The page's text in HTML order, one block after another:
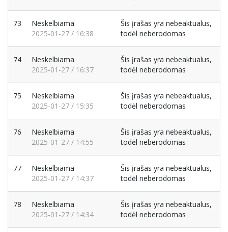
73
Neskelbiama
2025-01-27 / 16:38
Šis įrašas yra nebeaktualus,
todėl neberodomas
74
Neskelbiama
2025-01-27 / 16:37
Šis įrašas yra nebeaktualus,
todėl neberodomas
75
Neskelbiama
2025-01-27 / 15:35
Šis įrašas yra nebeaktualus,
todėl neberodomas
76
Neskelbiama
2025-01-27 / 14:55
Šis įrašas yra nebeaktualus,
todėl neberodomas
77
Neskelbiama
2025-01-27 / 14:37
Šis įrašas yra nebeaktualus,
todėl neberodomas
78
Neskelbiama
2025-01-27 / 14:34
Šis įrašas yra nebeaktualus,
todėl neberodomas